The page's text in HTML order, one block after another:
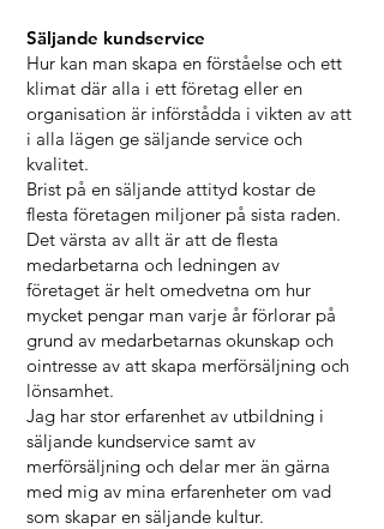
Säljande kundservice
Hur kan man skapa en förståelse och ett
klimat där alla i ett företag eller en
organisation är införstådda i vikten av att
i alla lägen ge säljande service och
kvalitet.
Brist på en säljande attityd kostar de
flesta företagen miljoner på sista raden.
Det värsta av allt är att de flesta
medarbetarna och ledningen av
företaget är helt omedvetna om hur
mycket pengar man varje år förlorar på
grund av medarbetarnas okunskap och
ointresse av att skapa merförsäljning och
lönsamhet.
Jag har stor erfarenhet av utbildning i
säljande kundservice samt av
merförsäljning och delar mer än gärna
med mig av mina erfarenheter om vad
som skapar en säljande kultur.